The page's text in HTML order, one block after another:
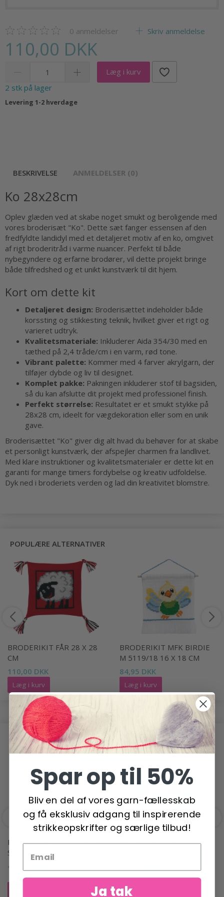
0 anmeldelser Skriv anmeldelse
110,00 DKK
Læg i kurv
2 stk på lager
Levering 1-2 hverdage
BESKRIVELSE ANMELDELSER (0)
Ko 28x28cm
Oplev glæden ved at skabe noget smukt og beroligende med
vores broderisæt "Ko". Dette sæt fanger essensen af den
fredfyldte landidyl med et detaljeret motiv af en ko, omgivet
af rigt broderitråd i varme nuancer. Perfekt til både
nybegyndere og erfarne brodører, vil dette projekt bringe
både tilfredshed og et unikt kunstværk til dit hjem.
Kort om dette kit
Detaljeret design: Broderisættet indeholder både
korssting og stikkesting teknik, hvilket giver et rigt og
varieret udtryk.
Kvalitetsmateriale: Inkluderer Aida 354/30 med en
tæthed på 2,4 tråde/cm i en varm, rød tone.
Vibrant palette: Kommer med 4 farver akrylgarn, der
tilføjer dybde og liv til designet.
Komplet pakke: Pakningen inkluderer stof til bagsiden,
så du kan afslutte dit projekt med professionel finish.
Perfekt størrelse: Resultatet er et smukt stykke på
28x28 cm, ideelt for vægdekoration eller som en unik
gave.
Broderisættet "Ko" giver dig alt hvad du behøver for at skabe
et personligt kunstværk, der afspejler charmen fra landlivet.
Med klare instruktioner og kvalitetsmaterialer er dette kit en
garanti for mange timers fordybelse og kreativ udfoldelse.
Dyk ned i broderiets verden og lad din kreativitet blomstre.
POPULÆRE ALTERNATIVER
BRODERIKIT FÅR 28 X 28
CM
110,00 DKK
Læg i kurv
BRODERIKIT MFK BIRDIE
M 5119/18 16 X 18 CM
84,95 DKK
Læg i kurv
ANDRE HAR OGSÅ SET
PRYM LAMPE MED LUP OG
STANDFOD (1 STK.)
498,00 DKK
PRYM LUPLAMPE MED
Læg i kurv
Spar op til 50%
Bliv en del af vores garn-fællesskab
og få eksklusiv adgang til inspirerende
strikkeopskrifter og særlige tilbud!
Ja tak